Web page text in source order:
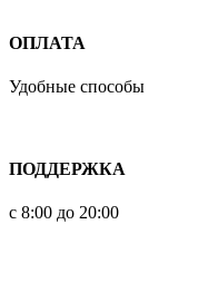
ОПЛАТА
Удобные способы
ПОДДЕРЖКА
с 8:00 до 20:00